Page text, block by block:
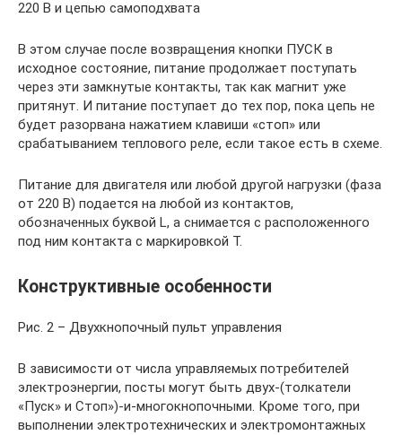
220 В и цепью самоподхвата
В этом случае после возвращения кнопки ПУСК в
исходное состояние, питание продолжает поступать
через эти замкнутые контакты, так как магнит уже
притянут. И питание поступает до тех пор, пока цепь не
будет разорвана нажатием клавиши «стоп» или
срабатыванием теплового реле, если такое есть в схеме.
Питание для двигателя или любой другой нагрузки (фаза
от 220 В) подается на любой из контактов,
обозначенных буквой L, а снимается с расположенного
под ним контакта с маркировкой T.
Конструктивные особенности
Рис. 2 – Двухкнопочный пульт управления
В зависимости от числа управляемых потребителей
электроэнергии, посты могут быть двух-(толкатели
«Пуск» и Стоп»)-и-многокнопочными. Кроме того, при
выполнении электротехнических и электромонтажных